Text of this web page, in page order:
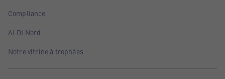
Compliance
ALDI Nord
Notre vitrine à trophées